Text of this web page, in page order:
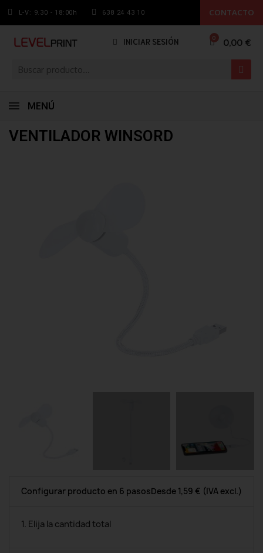
L-V: 9.30 - 18:00h 638 24 43 10 CONTACTO
INICIAR SESIÓN 0,00 €
MENÚ
VENTILADOR WINSORD
Configurar producto en 6 pasosDesde 1,59 € (IVA excl.)
1. Elija la cantidad total